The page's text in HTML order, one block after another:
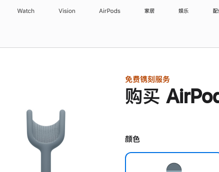
Watch Vision AirPods 家居 娱乐 配
免费镌刻服务
购买
颜色